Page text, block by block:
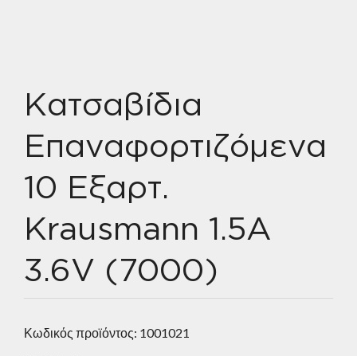
Κατσαβίδια
Επαναφορτιζόμενα
10 Εξαρτ.
Krausmann 1.5A
3.6V (7000)
Κωδικός προϊόντος: 1001021